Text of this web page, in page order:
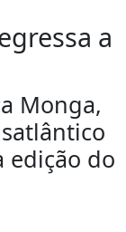
a
Monga,
edição do